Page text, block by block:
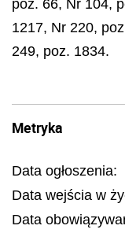
poz. 66, Nr 104,
1217, Nr 220,
249, poz. 1834.
Metryka
Data ogłoszenia:
Data wejścia w
Data